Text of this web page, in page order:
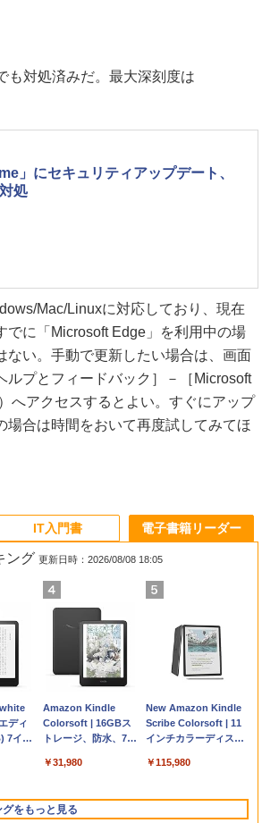
対処済みだ。最大深刻度は
」にセキュリティアップデート、
処
Mac/Linuxに対応しており、現在
に「Microsoft Edge」を利用中の場
い。手動で更新したい場合は、画面
プとフィードバック］－［Microsoft
へアクセスするとよい。すぐにアップ
合は時間をおいて再度試してみてほ
チ
チノ
、
レ
ファイ
【Amazon.co.jp限
定】 HP ノートパソ
コン 15-fd 15.6イン
512GB SSD インテ
￥129,800
FMV ノートパソコン
WE1-K3 (MS 365
Personal/Copilotキー
型/Core i5/16GB/SSD
FMVWK3E15W_AZ
￥139,880
版)|オ
Robloxギフトカード
- 2,000 Robux 【限
定バーチャルアイテ
インゲームコード】
ラインコード版
￥3,200
Windows版 |
Minecraft (マインクラ
フト): Java & Bedrock
ード版
￥3,600
IT入門書
ちば
書:
心者
業に
も！
ため
1冊ですべて身につく
HTML & CSSとWeb
デザイン入門講座
￥1,292
FM TOWNS ハイパ
ー・カタログ: 本体ハ
ードウェア・市販ソフ
トリストと最新エミュ
￥1,600
電子書籍リーダー
ング 更新日時：2026/08/08 18:05
ディ
7イン
色調
、広
ック
Amazon Kindle
Colorsoft | 16GBス
トレージ、防水、7イ
レイ、色調調節ライ
ッテリー、広告無
し、ブラック (2025
￥31,980
New Amazon Kindle
Scribe Colorsoft | 11
インチカラーディスプ
ジ、ノート機能搭載、
調節ライト、プレミア
￥115,980
をもっと見る